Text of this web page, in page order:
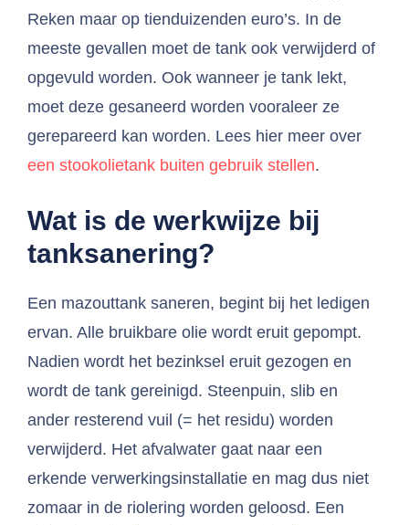
Reken maar op tienduizenden euro’s. In de
meeste gevallen moet de tank ook verwijderd of
opgevuld worden. Ook wanneer je tank lekt,
moet deze gesaneerd worden vooraleer ze
gerepareerd kan worden. Lees hier meer over
een stookolietank buiten gebruik stellen.
Wat is de werkwijze bij
tanksanering?
Een mazouttank saneren, begint bij het ledigen
ervan. Alle bruikbare olie wordt eruit gepompt.
Nadien wordt het bezinksel eruit gezogen en
wordt de tank gereinigd. Steenpuin, slib en
ander resterend vuil (= het residu) worden
verwijderd. Het afvalwater gaat naar een
erkende verwerkingsinstallatie en mag dus niet
zomaar in de riolering worden geloosd. Een